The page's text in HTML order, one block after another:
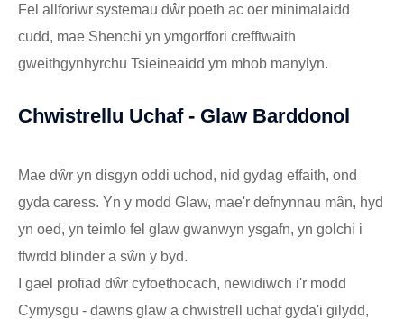
Fel allforiwr systemau dŵr poeth ac oer minimalaidd
cudd, mae Shenchi yn ymgorffori crefftwaith
gweithgynhyrchu Tsieineaidd ym mhob manylyn.
Chwistrellu Uchaf - Glaw Barddonol
Mae dŵr yn disgyn oddi uchod, nid gydag effaith, ond
gyda caress. Yn y modd Glaw, mae'r defnynnau mân, hyd
yn oed, yn teimlo fel glaw gwanwyn ysgafn, yn golchi i
ffwrdd blinder a sŵn y byd.
I gael profiad dŵr cyfoethocach, newidiwch i'r modd
Cymysgu - dawns glaw a chwistrell uchaf gyda'i gilydd,